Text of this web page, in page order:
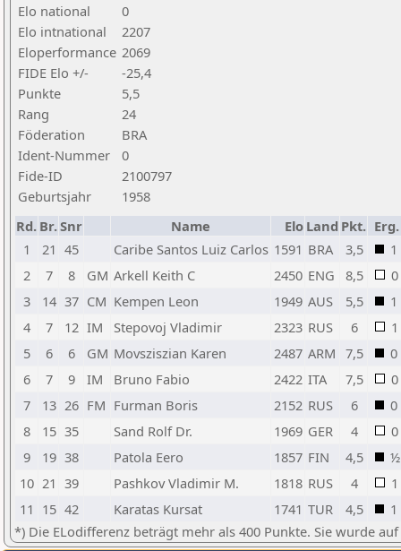
Elo national
0
Elo intnational
2207
Eloperformance 2069
FIDE Elo +/-
-25,4
Punkte
5,5
Rang
24
Föderation
BRA
Ident-Nummer
0
Fide-ID
2100797
Geburtsjahr
1958
Rd. Br.Snr Name Elo Land Pkt. Erg.
1
21 45 Caribe Santos Luiz Carlos 1591 BRA 3,5
1
2
7 8 GM Arkell Keith C 2450 ENG 8,5
0
3
14 37 CM Kempen Leon 1949 AUS 5,5
1
4
7 12 IM Stepovoj Vladimir 2323 RUS 6
1
5
6 6 GM Movsziszian Karen 2487 ARM 7,5
0
6
7 9 IM Bruno Fabio 2422 ITA 7,5
0
7
13 26 FM Furman Boris 2152 RUS 6
0
8
15 35 Sand Rolf Dr. 1969 GER 4
0
9
19 38 Patola Eero 1857 FIN 4,5
½
10 21 39 Pashkov Vladimir M. 1818 RUS 4
1
11 15 42 Karatas Kursat 1741 TUR 4,5
1
*) Die ELodifferenz beträgt mehr als 400 Punkte. Sie wurde